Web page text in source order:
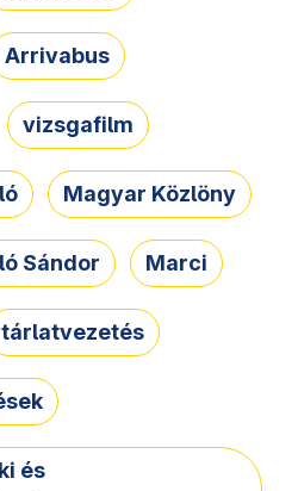
Arrivabus
vizsgafilm
Magyar Közlöny
Sándor Marci
tárlatvezetés
és